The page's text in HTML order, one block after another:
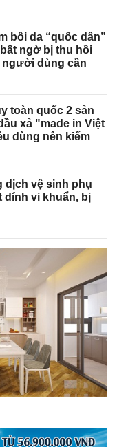
bôi da “quốc dân”
ngờ bị thu hồi
người dùng cần
toàn quốc 2 sản
xả "made in Việt
dùng nên kiểm
dịch vệ sinh phụ
dính vi khuẩn, bị